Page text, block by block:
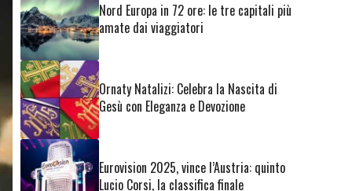
Nord Europa in 72 ore: le tre capitali più
amate dai viaggiatori
Ornaty Natalizi: Celebra la Nascita di
Gesù con Eleganza e Devozione
Eurovision 2025, vince l’Austria: quinto
Lucio Corsi, la classifica finale